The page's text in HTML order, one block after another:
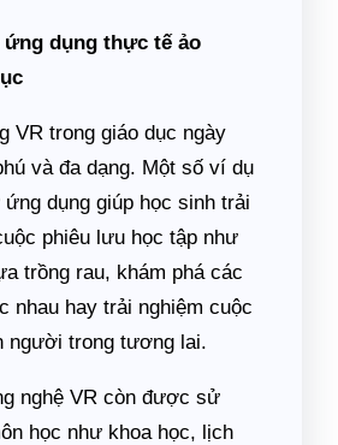
ứng dụng thực tế ảo
VR trong giáo dục ngày
và đa dạng. Một số ví dụ
dụng giúp học sinh trải
phiêu lưu học tập như
trồng rau, khám phá các
nhau hay trải nghiệm cuộc
người trong tương lai.
nghệ VR còn được sử
học như khoa học, lịch